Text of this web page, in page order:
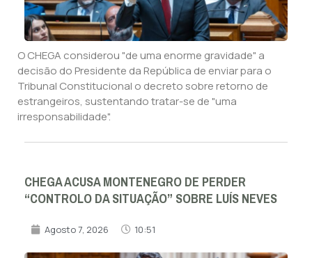
O CHEGA considerou "de uma enorme gravidade" a
decisão do Presidente da República de enviar para o
Tribunal Constitucional o decreto sobre retorno de
estrangeiros, sustentando tratar-se de "uma
irresponsabilidade".
CHEGA ACUSA MONTENEGRO DE PERDER
“CONTROLO DA SITUAÇÃO” SOBRE LUÍS NEVES
Agosto 7, 2026 10:51